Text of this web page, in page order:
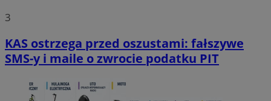
3
KAS ostrzega przed oszustami: fałszywe
SMS-y i maile o zwrocie podatku PIT